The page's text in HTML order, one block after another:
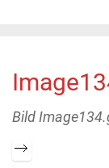
Bild